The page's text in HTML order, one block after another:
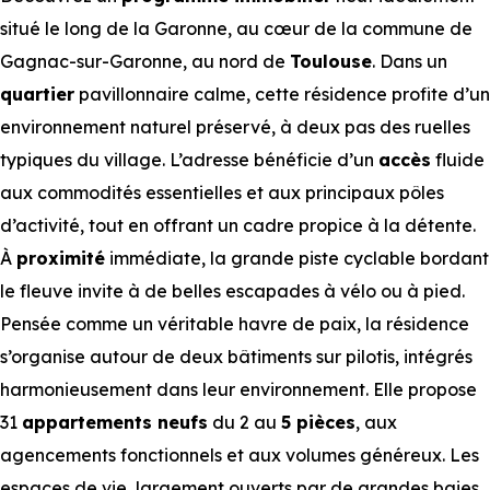
situé le long de la Garonne, au cœur de la commune de
Gagnac-sur-Garonne, au nord de Toulouse. Dans un
quartier pavillonnaire calme, cette résidence profite d’un
environnement naturel préservé, à deux pas des ruelles
typiques du village. L’adresse bénéficie d’un accès fluide
aux commodités essentielles et aux principaux pôles
d’activité, tout en offrant un cadre propice à la détente.
À proximité immédiate, la grande piste cyclable bordant
le fleuve invite à de belles escapades à vélo ou à pied.
Pensée comme un véritable havre de paix, la résidence
s’organise autour de deux bâtiments sur pilotis, intégrés
harmonieusement dans leur environnement. Elle propose
31 appartements neufs du 2 au 5 pièces, aux
agencements fonctionnels et aux volumes généreux. Les